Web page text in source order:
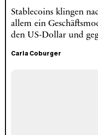
Stablecoins klingen
allem ein
den US-Dollar und
Carla Coburger